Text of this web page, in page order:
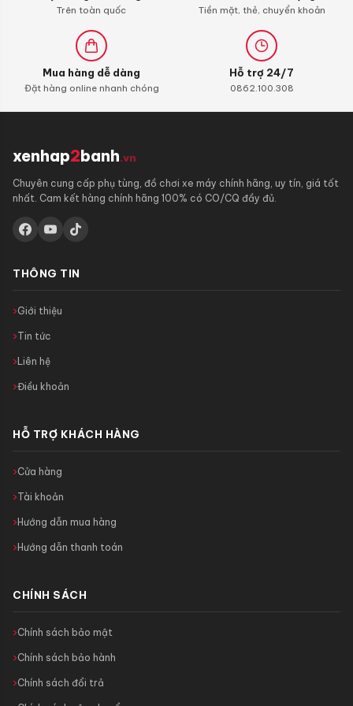
Trên toàn quốc Tiền mặt, thẻ, chuyển khoản
Mua hàng dễ dàng
Đặt hàng online nhanh chóng
Hỗ trợ 24/7
0862.100.308
xenhap2banh.vn
Chuyên cung cấp phụ tùng, đồ chơi xe máy chính hãng, uy tín, giá tốt
nhất. Cam kết hàng chính hãng 100% có CO/CQ đầy đủ.
THÔNG TIN
Giới thiệu
Tin tức
Liên hệ
Điều khoản
HỖ TRỢ KHÁCH HÀNG
Cửa hàng
Tài khoản
Hướng dẫn mua hàng
Hướng dẫn thanh toán
CHÍNH SÁCH
Chính sách bảo mật
Chính sách bảo hành
Chính sách đổi trả